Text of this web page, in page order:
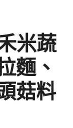
米蔬
麵、
菇料